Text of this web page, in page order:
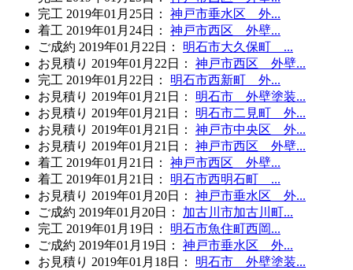
完工 2019年01月25日 ：
神戸市垂水区 外...
着工 2019年01月24日 ：
神戸市西区 外壁...
ご成約 2019年01月22日 ：
明石市大久保町 ...
お見積り 2019年01月22日 ：
神戸市西区 外壁...
完工 2019年01月22日 ：
明石市西新町 外...
お見積り 2019年01月21日 ：
明石市 外壁塗装...
お見積り 2019年01月21日 ：
明石市二見町 外...
お見積り 2019年01月21日 ：
神戸市中央区 外...
お見積り 2019年01月21日 ：
神戸市西区 外壁...
着工 2019年01月21日 ：
神戸市西区 外壁...
着工 2019年01月21日 ：
明石市西明石町 ...
お見積り 2019年01月20日 ：
神戸市垂水区 外...
ご成約 2019年01月20日 ：
加古川市加古川町...
完工 2019年01月19日 ：
明石市魚住町西岡...
ご成約 2019年01月19日 ：
神戸市垂水区 外...
お見積り 2019年01月18日 ：
明石市 外壁塗装...